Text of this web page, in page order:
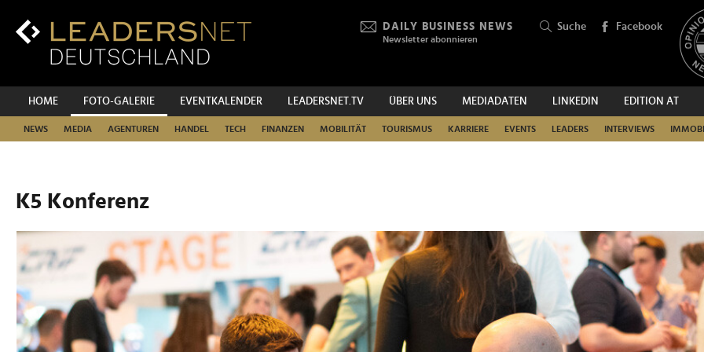
Inhalt
Hauptnavigation
DAILY BUSINESS NEWS
Newsletter abonnieren
Suche Facebook
HOME FOTO-GALERIE EVENTKALENDER LEADERSNET.TV ÜBER UNS MEDIADATEN LINKEDIN EDITION AT
NEWS MEDIA AGENTUREN HANDEL TECH FINANZEN MOBILITÄT TOURISMUS KARRIERE EVENTS LEADERS INTERVIEWS
SUCHEN
K5 Konferenz